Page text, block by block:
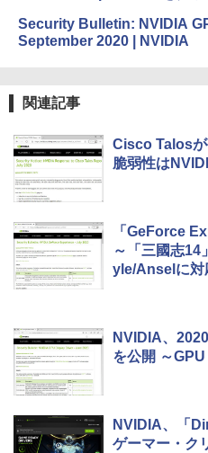
ージ、防
イ、色調
New
11インチ
レージ、
￥115,980
Security Bulletin: NVIDIA
September 2020 | NVIDIA
関連記事
Cisco Talos
脆弱性は
「GeForce
～「三國志14
yle/Anselに対
NVIDIA、
を公開 ～
NVIDIA、「
ゲーマー・ク